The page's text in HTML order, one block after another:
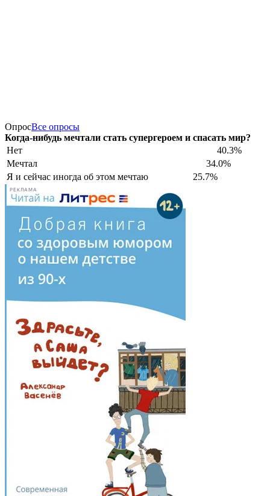
ОпросВсе опросы
Когда-нибудь мечтали стать супергероем и спасать мир?
Нет
40.3%
Мечтал
34.0%
Я и сейчас иногда об этом мечтаю
25.7%
РЕКЛАМА